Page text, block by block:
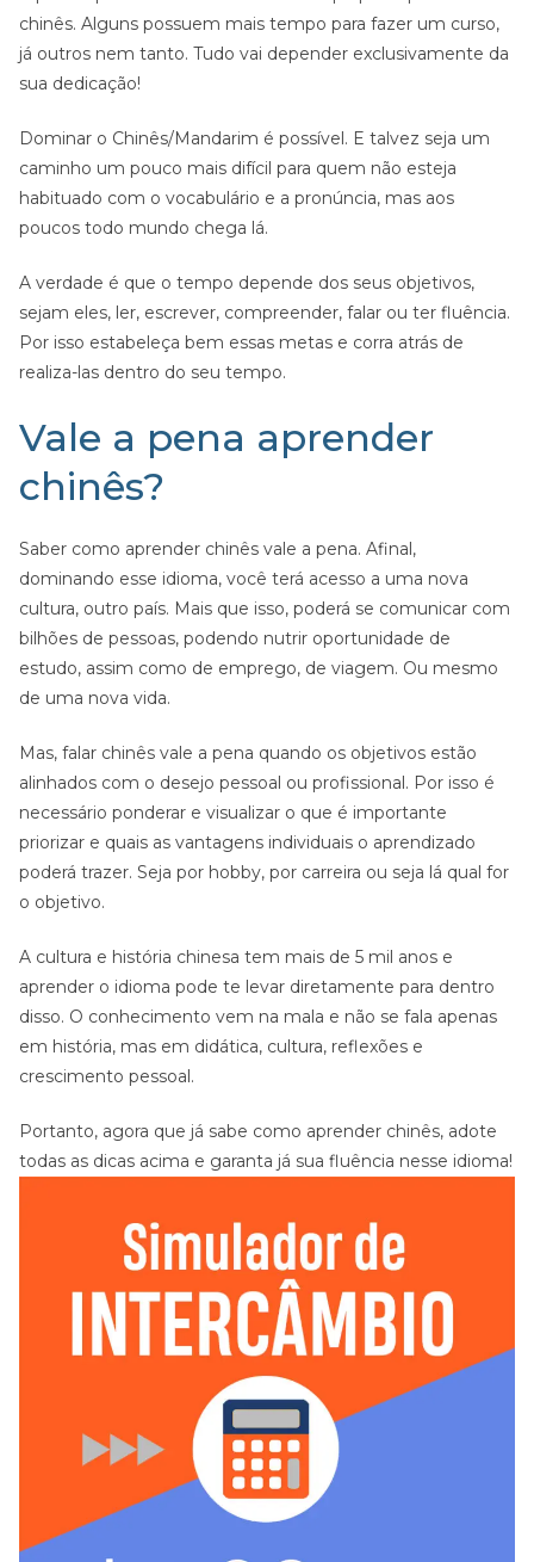
chinês. Alguns possuem mais tempo para fazer um curso,
já outros nem tanto. Tudo vai depender exclusivamente da
sua dedicação!
Dominar o Chinês/Mandarim é possível. E talvez seja um
caminho um pouco mais difícil para quem não esteja
habituado com o vocabulário e a pronúncia, mas aos
poucos todo mundo chega lá.
A verdade é que o tempo depende dos seus objetivos,
sejam eles, ler, escrever, compreender, falar ou ter fluência.
Por isso estabeleça bem essas metas e corra atrás de
realiza-las dentro do seu tempo.
Vale a pena aprender
chinês?
Saber como aprender chinês vale a pena. Afinal,
dominando esse idioma, você terá acesso a uma nova
cultura, outro país. Mais que isso, poderá se comunicar com
bilhões de pessoas, podendo nutrir oportunidade de
estudo, assim como de emprego, de viagem. Ou mesmo
de uma nova vida.
Mas, falar chinês vale a pena quando os objetivos estão
alinhados com o desejo pessoal ou profissional. Por isso é
necessário ponderar e visualizar o que é importante
priorizar e quais as vantagens individuais o aprendizado
poderá trazer. Seja por hobby, por carreira ou seja lá qual for
o objetivo.
A cultura e história chinesa tem mais de 5 mil anos e
aprender o idioma pode te levar diretamente para dentro
disso. O conhecimento vem na mala e não se fala apenas
em história, mas em didática, cultura, reflexões e
crescimento pessoal.
Portanto, agora que já sabe como aprender chinês, adote
todas as dicas acima e garanta já sua fluência nesse idioma!